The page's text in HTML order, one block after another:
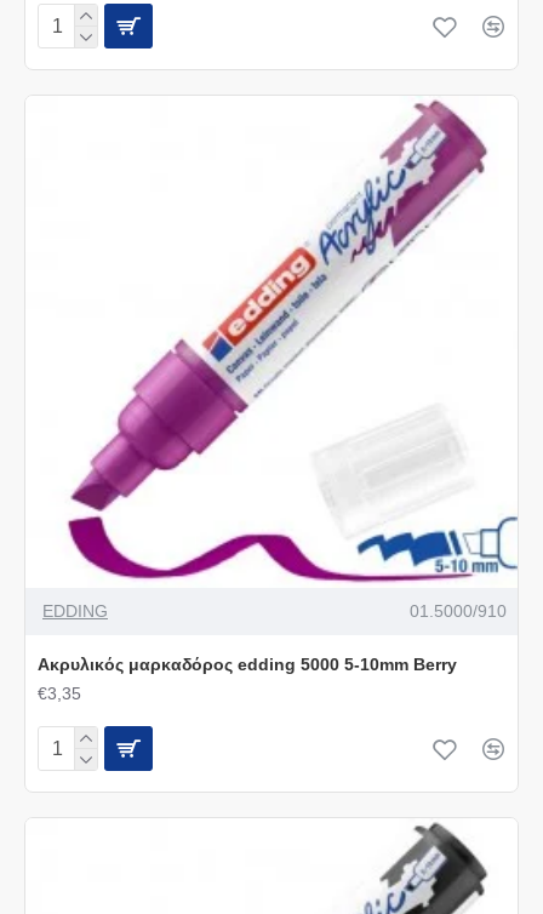
EDDING 01.5000/910
Ακρυλικός μαρκαδόρος edding 5000 5-10mm Berry
€3,35